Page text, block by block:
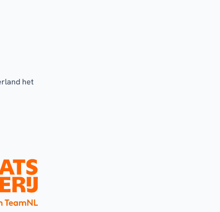
het